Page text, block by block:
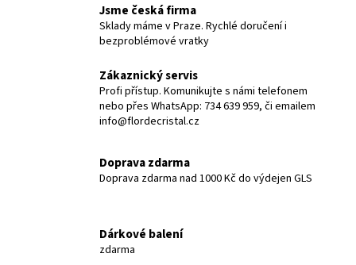
Jsme česká firma
Sklady máme v Praze. Rychlé doručení i
bezproblémové vratky
Zákaznický servis
Profi přístup. Komunikujte s námi telefonem
nebo přes WhatsApp: 734 639 959, či emailem
info@flordecristal.cz
Doprava zdarma
Doprava zdarma nad 1000 Kč do výdejen GLS
Dárkové balení
zdarma